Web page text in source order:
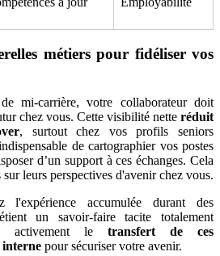
métiers pour fidéliser vos
mi-carrière, votre collaborateur doit
chez vous. Cette visibilité nette réduit
, surtout chez vos profils seniors
de cartographier vos postes
d’un support à ces échanges. Cela
sur leurs perspectives d'avenir chez vous.
accumulée durant des
un savoir-faire tacite totalement
activement le transfert de ces
interne pour sécuriser votre avenir.